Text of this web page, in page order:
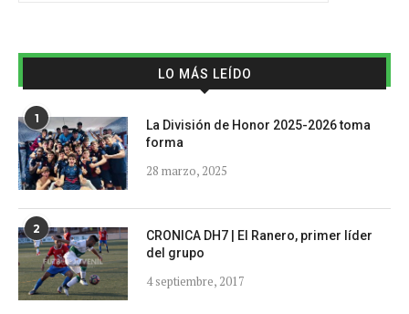
LO MÁS LEÍDO
1
La División de Honor 2025-2026 toma
forma
28 marzo, 2025
2
CRONICA DH7 | El Ranero, primer líder
del grupo
4 septiembre, 2017